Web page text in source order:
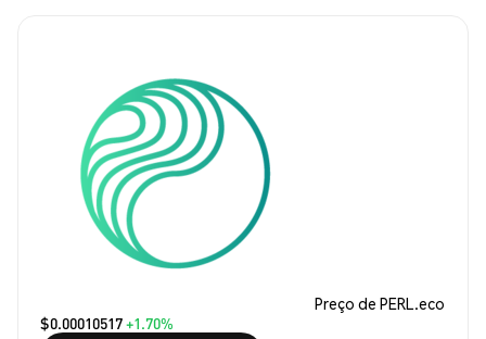
Preço de PERL.eco
$0.00010517+1.70%